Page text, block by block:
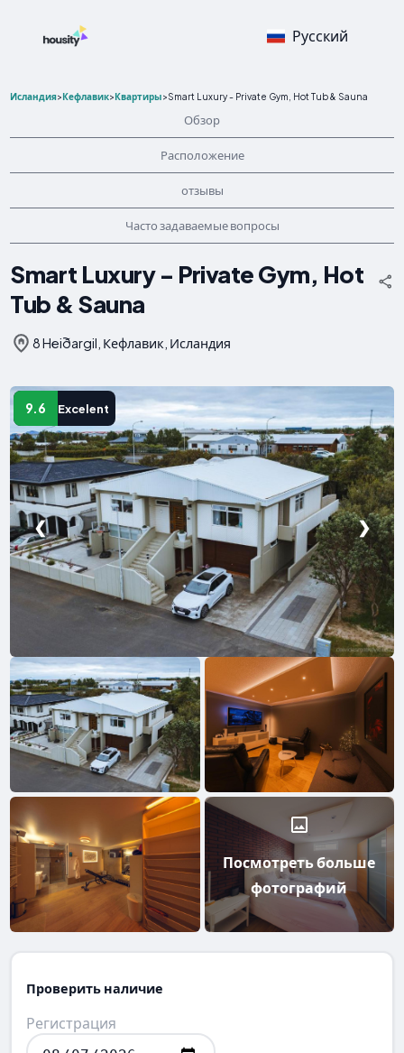
Русский
Исландия>Кефлавик>Квартиры>Smart Luxury - Private Gym, Hot Tub & Sauna
Обзор
Расположение
отзывы
Часто задаваемые вопросы
Smart Luxury - Private Gym, Hot
Tub & Sauna
8 Heiðargil, Кефлавик, Исландия
9.6 Excelent
❮ ❯
Посмотреть больше
фотографий
Проверить наличие
Регистрация